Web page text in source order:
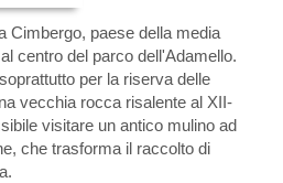
Cimbergo, paese della media
centro del parco dell'Adamello.
per la riserva delle
vecchia rocca risalente al XII-
visitare un antico mulino ad
che trasforma il raccolto di